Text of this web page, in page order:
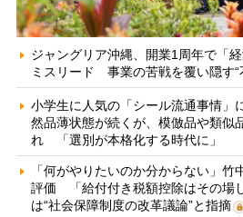
ジャングリア沖縄、開業1周年で「
ミスリード 事業の苦戦を覆い隠す“
小学生に人気の「シール流通事情
然品薄状態が続くが、模倣品や類似
れ 「選別が本格化する時代に」
「何がやりたいのか分からない」
評価 「給付付き税額控除はその場
は“社会保障制度の改革議論”と指摘